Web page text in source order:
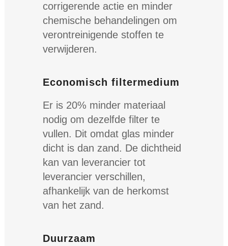
corrigerende actie en minder
chemische behandelingen om
verontreinigende stoffen te
verwijderen.
Economisch filtermedium
Er is 20% minder materiaal
nodig om dezelfde filter te
vullen. Dit omdat glas minder
dicht is dan zand. De dichtheid
kan van leverancier tot
leverancier verschillen,
afhankelijk van de herkomst
van het zand.
Duurzaam